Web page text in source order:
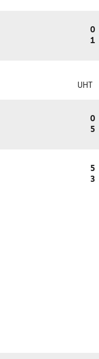
0
1
UHT
0
5
5
3